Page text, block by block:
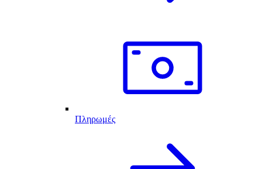
Πληρωμές